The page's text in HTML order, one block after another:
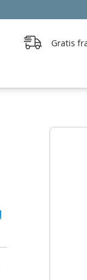
Gratis